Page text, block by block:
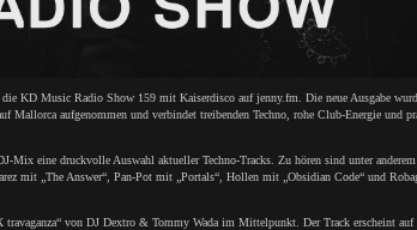
KD Music Radio Show 159 mit Kaiserdisco auf jenny.fm. Die neue Ausgabe
Mallorca aufgenommen und verbindet treibenden Techno, rohe Club-Energie und
Mix eine druckvolle Auswahl aktueller Techno-Tracks. Zu hören sind unter
mit „The Answer“, Pan-Pot mit „Portals“, Hollen mit „Obsidian Code“ und
travaganza“ von DJ Dextro & Tommy Wada im Mittelpunkt. Der Track erscheint auf